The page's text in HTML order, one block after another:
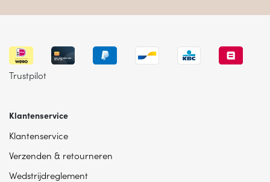
Trustpilot
Klantenservice
Klantenservice
Verzenden & retourneren
Wedstrijdreglement